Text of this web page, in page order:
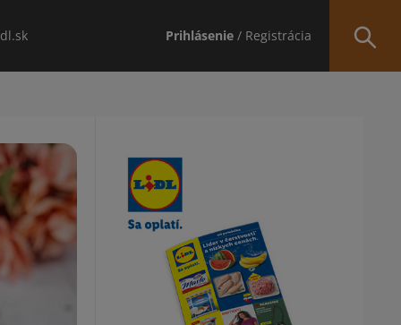
Prihlásenie / Registrácia
Obsah bočného panela